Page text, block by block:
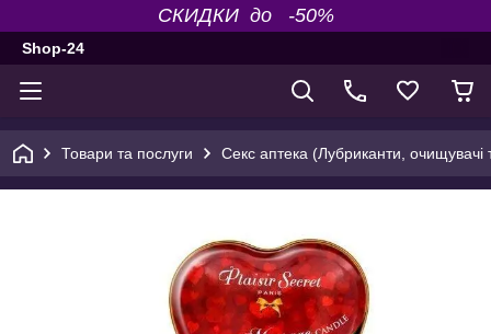
СКИДКИ до -50%
Shop-24
Товари та послуги Секс аптека (Лубриканти, очищувачі